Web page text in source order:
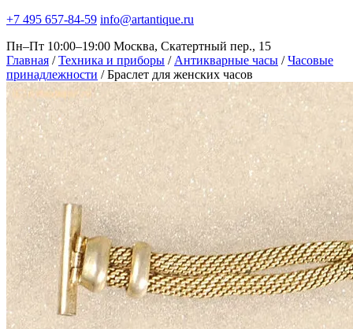
+7 495 657-84-59 info@artantique.ru
Пн–Пт 10:00–19:00 Москва, Скатертный пер., 15
Главная / Техника и приборы / Антикварные часы / Часовые
принадлежности / Браслет для женских часов